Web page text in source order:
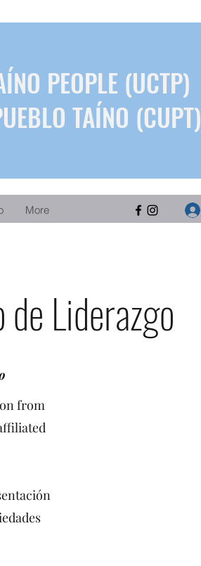
PEOPLE (UCTP)
TAÍNO (CUPT)
More
Liderazgo
from